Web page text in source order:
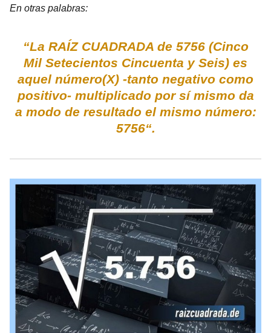
En otras palabras:
“La RAÍZ CUADRADA de 5756 (Cinco
Mil Setecientos Cincuenta y Seis) es
aquel número(X) -tanto negativo como
positivo- multiplicado por sí mismo da
a modo de resultado el mismo número:
5756“.